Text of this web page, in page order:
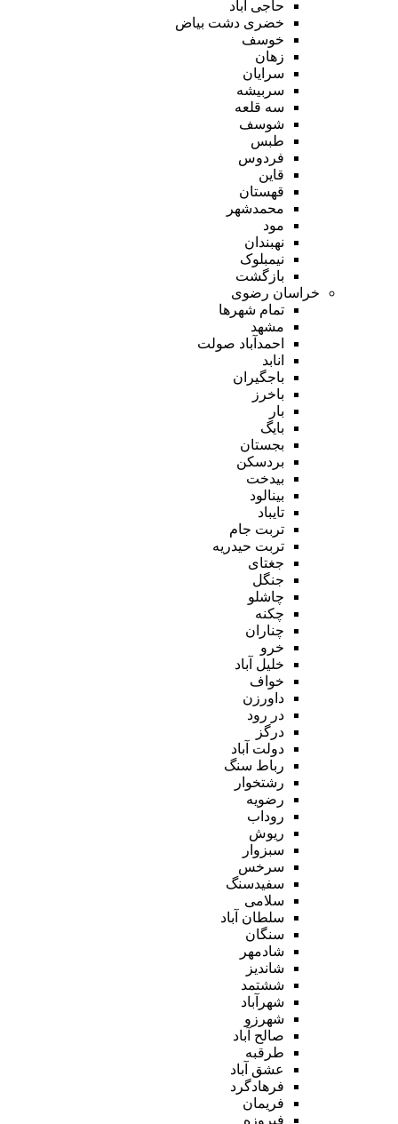
حاجی آباد
خضری دشت بیاض
خوسف
زهان
سرایان
سربیشه
سه قلعه
شوسف
طبس
فردوس
قاین
قهستان
محمدشهر
مود
نهبندان
نیمبلوک
بازگشت
خراسان رضوی
تمام شهر‌ها
مشهد
احمدآباد صولت
انابد
باجگیران
باخرز
بار
بایگ
بجستان
بردسکن
بیدخت
بینالود
تایباد
تربت جام
تربت حیدریه
جغتای
جنگل
چاشلو
چکنه
چناران
خرو
خلیل آباد
خواف
داورزن
در رود
درگز
دولت آباد
رباط سنگ
رشتخوار
رضویه
روداب
ریوش
سبزوار
سرخس
سفیدسنگ
سلامی
سلطان آباد
سنگان
شادمهر
شاندیز
ششتمد
شهرآباد
شهرزو
صالح آباد
طرقبه
عشق آباد
فرهادگرد
فریمان
فیروزه